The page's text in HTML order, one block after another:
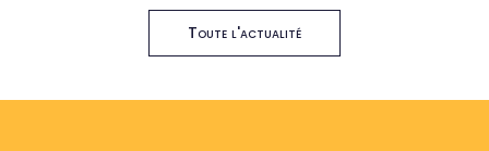
Toute l'actualité